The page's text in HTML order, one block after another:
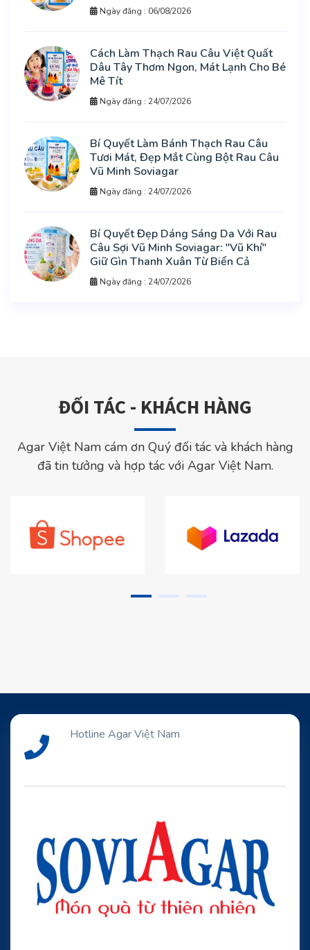
Ngày đăng : 06/08/2026
Cách Làm Thạch Rau Câu Việt Quất
Dâu Tây Thơm Ngon, Mát Lạnh Cho Bé
Mê Tít
Ngày đăng : 24/07/2026
Bí Quyết Làm Bánh Thạch Rau Câu
Tươi Mát, Đẹp Mắt Cùng Bột Rau Câu
Vũ Minh Soviagar
Ngày đăng : 24/07/2026
Bí Quyết Đẹp Dáng Sáng Da Với Rau
Câu Sợi Vũ Minh Soviagar: "Vũ Khí"
Giữ Gìn Thanh Xuân Từ Biển Cả
Ngày đăng : 24/07/2026
ĐỐI TÁC - KHÁCH HÀNG
Agar Việt Nam cám ơn Quý đối tác và khách hàng
đã tin tưởng và hợp tác với Agar Việt Nam.
Hotline Agar Việt Nam